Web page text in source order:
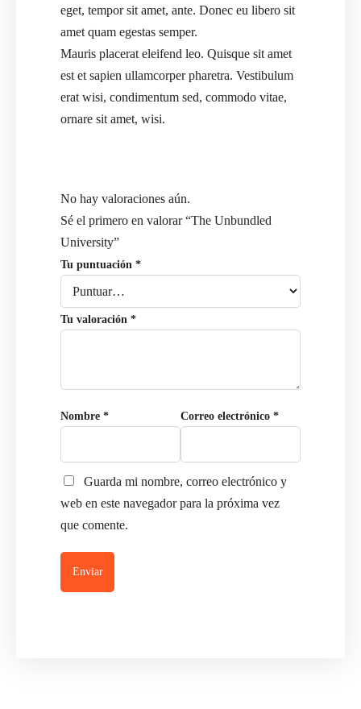
eget, tempor sit amet, ante. Donec eu libero sit
amet quam egestas semper.
Mauris placerat eleifend leo. Quisque sit amet
est et sapien ullamcorper pharetra. Vestibulum
erat wisi, condimentum sed, commodo vitae,
ornare sit amet, wisi.
No hay valoraciones aún.
Sé el primero en valorar “The Unbundled
University”
Tu puntuación *
Tu valoración *
Nombre * Correo electrónico *
Guarda mi nombre, correo electrónico y
web en este navegador para la próxima vez
que comente.